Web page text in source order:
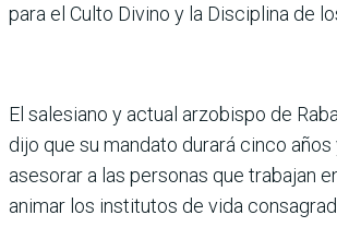
para el Culto Divino y la Disciplina de
El salesiano y actual arzobispo de
dijo que su mandato durará cinco
asesorar a las personas que trabajan
animar los institu­tos de vida